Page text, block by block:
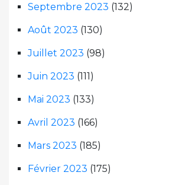
Septembre 2023 (132)
Août 2023 (130)
Juillet 2023 (98)
Juin 2023 (111)
Mai 2023 (133)
Avril 2023 (166)
Mars 2023 (185)
Février 2023 (175)